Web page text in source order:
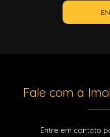
Fale com a
Entre em contato